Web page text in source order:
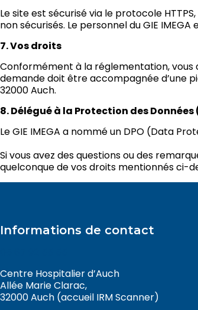
Le site est sécurisé via le protocole
non sécurisés. Le personnel du GIE
7. Vos droits
Conformément à la réglementation, vous
demande doit être accompagnée d’une
32000 Auch.
8. Délégué à la Protection des Données
Le GIE IMEGA a nommé un DPO (Data
Si vous avez des questions ou des
quelconque de vos droits mentionnés ci-
Informations de contact
Centre Hospitalier d’Auch
Allée Marie Clarac,
32000 Auch (accueil IRM Scanner)